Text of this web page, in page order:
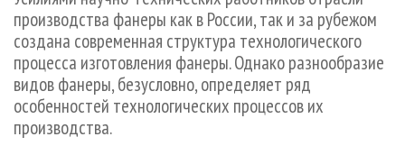
СУШКА ДРЕВЕСИНЫ
ПРОИЗВОДСТВО ДРЕВЕСНЫХ ПЛИТ
ДЕРЕВЯННОЕ ДОМОСТРОЕНИЕ
ПРОИЗВОДСТВО МЕБЕЛИ
БИОЭНЕРГЕТИКА
ПЕРСОНЫ
МОБИЛЬНЫЕ ВЫСТАВКИ
ОФИЦИАЛЬНЫЕ ДЕЛЕГАЦИИ
ПРИОРИТЕТНЫЕ ИНВЕСТПРОЕКТЫ
RUSSIAN FORESTRY REVIEW
КОНТАКТЫ
РЕКЛАМА
РЕКЛАМА НА САЙТЕ
производства фанеры как в России, так и за рубежом
создана современная структура технологического
процесса изготовления фанеры. Однако разнообразие
видов фанеры, безусловно, определяет ряд
особенностей технологических процессов их
производства.